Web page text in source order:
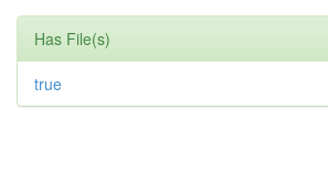
Has File(s)
true